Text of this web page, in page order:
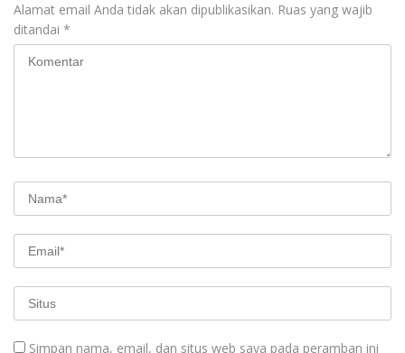
Alamat email Anda tidak akan dipublikasikan. Ruas yang wajib
ditandai *
Simpan nama, email, dan situs web saya pada peramban ini